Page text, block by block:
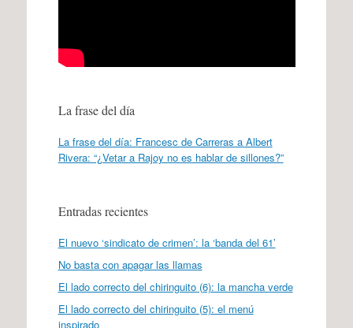
La frase del día
La frase del día: Francesc de Carreras a Albert
Rivera: “¿Vetar a Rajoy no es hablar de sillones?”
Entradas recientes
El nuevo ‘sindicato de crimen’: la ‘banda del 61’
No basta con apagar las llamas
El lado correcto del chiringuito (6): la mancha verde
El lado correcto del chiringuito (5): el menú
inspirado